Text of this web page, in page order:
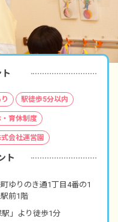
駅徒歩5分以内
・育休制度
会社運営園
ト
ゆりのき通1丁目4番の1
前1階
」より徒歩1分